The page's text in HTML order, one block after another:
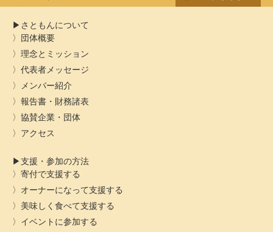
さともんについて
団体概要
理念とミッション
代表者メッセージ
メンバー紹介
報告書・財務諸表
協賛企業・団体
アクセス
支援・参加の方法
寄付で支援する
オーナーになって支援する
美味しく食べて支援する
イベントに参加する